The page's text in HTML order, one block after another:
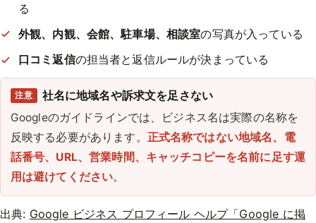
る
外観、内観、会館、駐車場、相談室の写真が入っている
口コミ返信の担当者と返信ルールが決まっている
注意 社名に地域名や訴求文を足さない
Googleのガイドラインでは、ビジネス名は実際の名称を
反映する必要があります。 正式名称ではない地域名、電
話番号、URL、営業時間、キャッチコピーを名前に足す運
用は避けてください。
出典: Google ビジネス プロフィール ヘルプ「Google に掲